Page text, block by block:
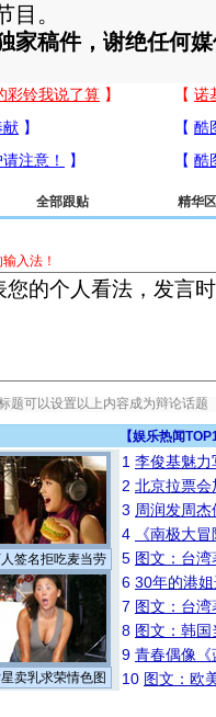
目。
家稿件，谢绝任何
全部跟贴 精华区
入法！
【娱乐热闻
签名拒吃麦当劳
卖乳求荣情色图
1 李俊基魅力
2 北京拉票
3 周润发周
4
《南极大
5 图文：台
6 30年的港
7 图文：台
8 图文：韩
9 青春偶像《
10 图文：欧